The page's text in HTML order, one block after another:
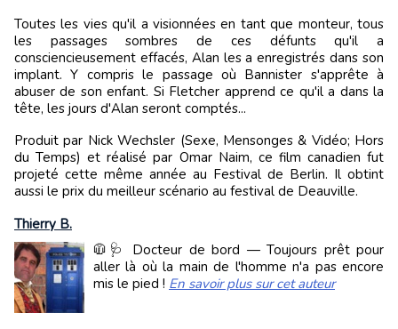
Toutes les vies qu'il a visionnées en tant que monteur, tous
les passages sombres de ces défunts qu'il a
consciencieusement effacés, Alan les a enregistrés dans son
implant. Y compris le passage où Bannister s'apprête à
abuser de son enfant. Si Fletcher apprend ce qu'il a dans la
tête, les jours d'Alan seront comptés...
Produit par Nick Wechsler (Sexe, Mensonges & Vidéo; Hors
du Temps) et réalisé par Omar Naim, ce film canadien fut
projeté cette même année au Festival de Berlin. Il obtint
aussi le prix du meilleur scénario au festival de Deauville.
Thierry B.
🧥🩺 Docteur de bord — Toujours prêt pour
aller là où la main de l'homme n'a pas encore
mis le pied ! En savoir plus sur cet auteur